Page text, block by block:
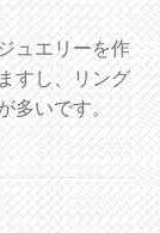
ュエリーを作
すし、リング
多いです。